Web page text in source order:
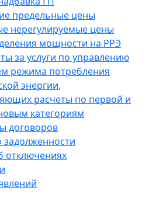
предельные цены
нерегулируемые цены
мощности на РРЭ
за услуги по управлению
режима потребления
энергии,
расчеты по первой и
категориям
договоров
отключениях